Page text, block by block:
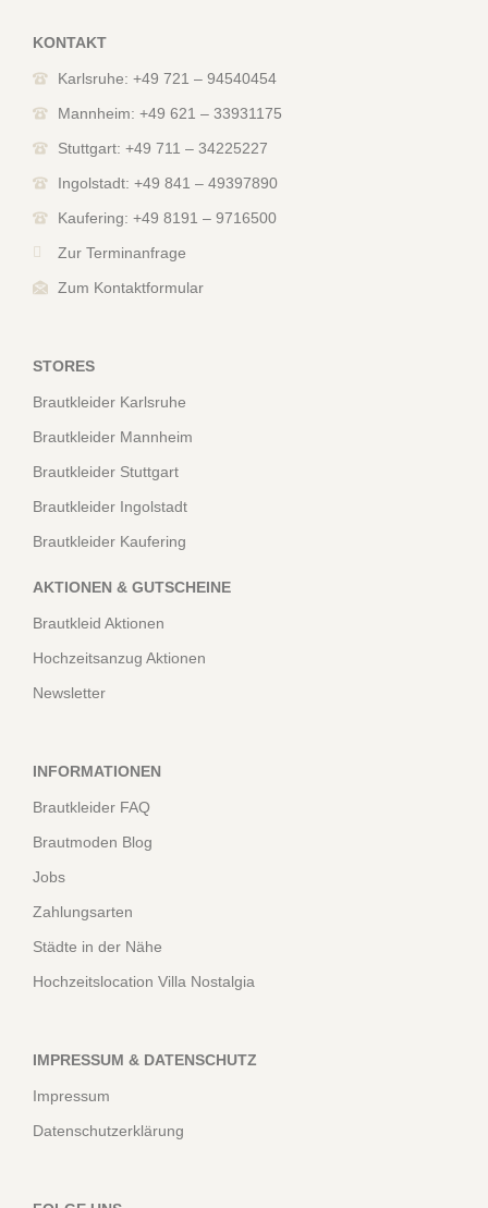
KONTAKT
Karlsruhe: +49 721 – 94540454
Mannheim: +49 621 – 33931175
Stuttgart: +49 711 – 34225227
Ingolstadt: +49 841 – 49397890
Kaufering: +49 8191 – 9716500
Zur Terminanfrage
Zum Kontaktformular
STORES
Brautkleider Karlsruhe
Brautkleider Mannheim
Brautkleider Stuttgart
Brautkleider Ingolstadt
Brautkleider Kaufering
AKTIONEN & GUTSCHEINE
Brautkleid Aktionen
Hochzeitsanzug Aktionen
Newsletter
INFORMATIONEN
Brautkleider FAQ
Brautmoden Blog
Jobs
Zahlungsarten
Städte in der Nähe
Hochzeitslocation Villa Nostalgia
IMPRESSUM & DATENSCHUTZ
Impressum
Datenschutzerklärung